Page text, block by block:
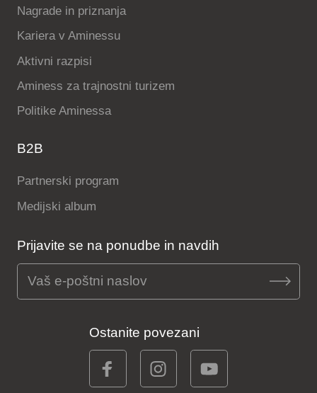
Nagrade in priznanja
Kariera v Aminessu
Aktivni razpisi
Aminess za trajnostni turizem
Politike Aminessa
B2B
Partnerski program
Medijski album
Prijavite se na ponudbe in navdih
Ostanite povezani